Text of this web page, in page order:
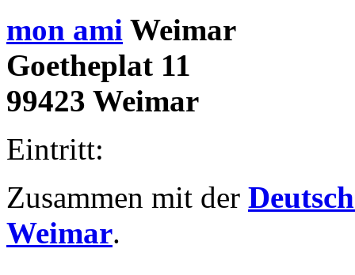
mon ami Weimar
Goetheplat 11
99423 Weimar
Eintritt:
Zusammen mit der
Weimar.